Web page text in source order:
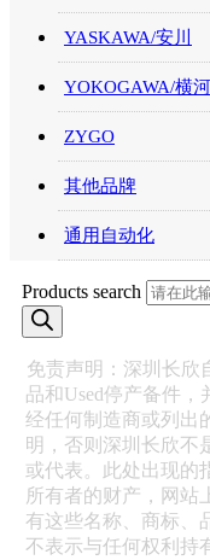
YASKAWA/安川
YOKOGAWA/横河
ZYGO
其他品牌
通用自动化
Products search
免责声明：深圳长欣
品和Used停产备件
经任何制造商或列出
明，否则深圳长欣不
或代表。此处出现的
所有者的财产，网站
有这些名称、商标、
不表示与任何权利持